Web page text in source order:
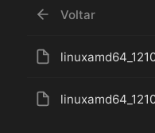
Voltar